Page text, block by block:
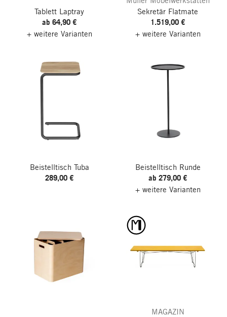
Tablett Laptray
ab 64,90 €
+ weitere Varianten
Sekretär Flatmate
1.519,00 €
+ weitere Varianten
Beistelltisch Tuba
289,00 €
Beistelltisch Runde
ab 279,00 €
+ weitere Varianten
MAGAZIN